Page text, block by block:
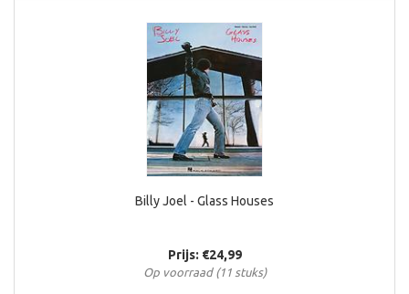
Billy Joel - Glass Houses
Prijs: €24,99
Op voorraad (11 stuks)